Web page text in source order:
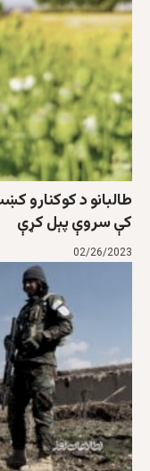
طالبانو د کوکنارو
کې سروې پېل کړې
02/26/2023